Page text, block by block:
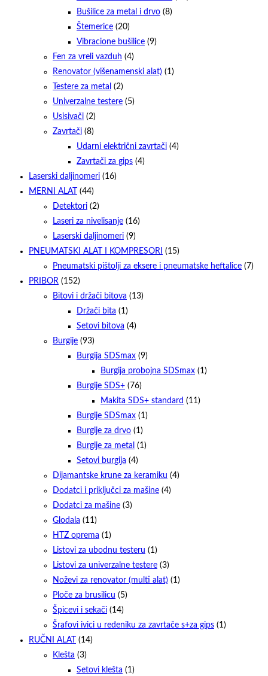
Bušilice za metal i drvo (8)
Štemerice (20)
Vibracione bušilice (9)
Fen za vreli vazduh (4)
Renovator (višenamenski alat) (1)
Testere za metal (2)
Univerzalne testere (5)
Usisivači (2)
Zavrtači (8)
Udarni električni zavrtači (4)
Zavrtači za gips (4)
Laserski daljinomeri (16)
MERNI ALAT
(44)
Detektori (2)
Laseri za nivelisanje (16)
Laserski daljinomeri (9)
PNEUMATSKI ALAT I KOMPRESORI (15)
Pneumatski pištolji za eksere i pneumatske heftalice (7)
PRIBOR (152)
Bitovi i držači bitova (13)
Držači bita (1)
Setovi bitova (4)
Burgije (93)
Burgija SDSmax (9)
Burgija probojna SDSmax (1)
Burgije SDS+ (76)
Makita SDS+ standard (11)
Burgije SDSmax (1)
Burgije za drvo (1)
Burgije za metal (1)
Setovi burgija (4)
Dijamantske krune za keramiku (4)
Dodatci i priključci za mašine (4)
Dodatci za mašine (3)
Glodala (11)
HTZ oprema (1)
Listovi za ubodnu testeru (1)
Listovi za univerzalne testere (3)
Noževi za renovator (multi alat) (1)
Ploče za brusilicu (5)
Špicevi i sekači (14)
Šrafovi ivici u redeniku za zavrtače s+za gips (1)
RUČNI ALAT
(14)
Klešta (3)
Setovi klešta (1)